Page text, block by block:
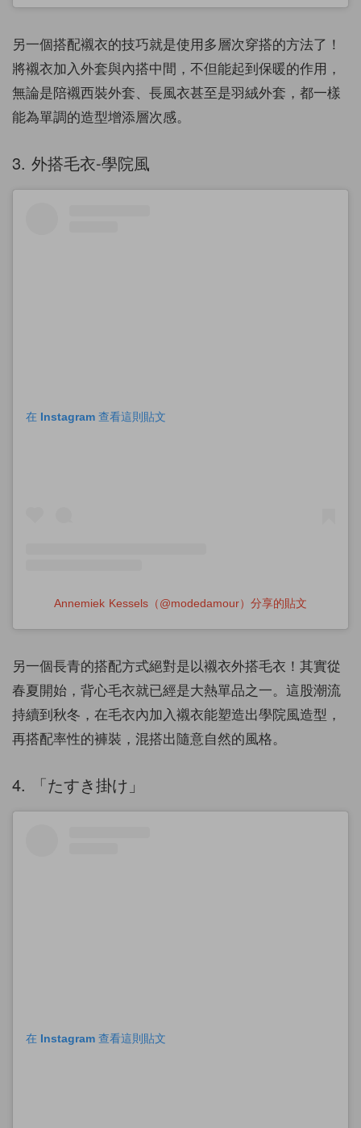
另一個搭配襯衣的技巧就是使用多層次穿搭的方法了！
將襯衣加入外套與內搭中間，不但能起到保暖的作用，
無論是陪襯西裝外套、長風衣甚至是羽絨外套，都一樣
能為單調的造型增添層次感。
3. 外搭毛衣-學院風
在 Instagram 查看這則貼文
Annemiek Kessels（@modedamour）分享的貼文
另一個長青的搭配方式絕對是以襯衣外搭毛衣！其實從
春夏開始，背心毛衣就已經是大熱單品之一。這股潮流
持續到秋冬，在毛衣內加入襯衣能塑造出學院風造型，
再搭配率性的褲裝，混搭出隨意自然的風格。
4. 「たすき掛け」
在 Instagram 查看這則貼文